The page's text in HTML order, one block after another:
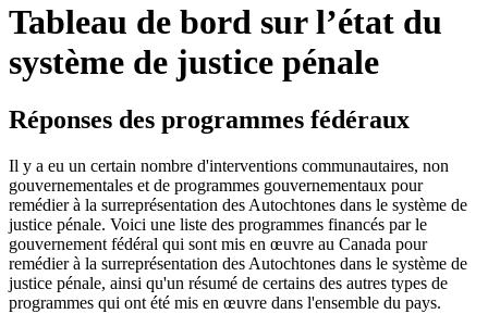
Tableau de bord sur l’état du
système de justice pénale
Réponses des programmes fédéraux
Il y a eu un certain nombre d'interventions communautaires, non
gouvernementales et de programmes gouvernementaux pour
remédier à la surreprésentation des Autochtones dans le système de
justice pénale. Voici une liste des programmes financés par le
gouvernement fédéral qui sont mis en œuvre au Canada pour
remédier à la surreprésentation des Autochtones dans le système de
justice pénale, ainsi qu'un résumé de certains des autres types de
programmes qui ont été mis en œuvre dans l'ensemble du pays.